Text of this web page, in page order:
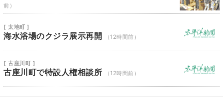
前）
[ 太地町 ]
海水浴場のクジラ展示再開 （12時間前）
[ 古座川町 ]
古座川町で特設人権相談所 （12時間前）